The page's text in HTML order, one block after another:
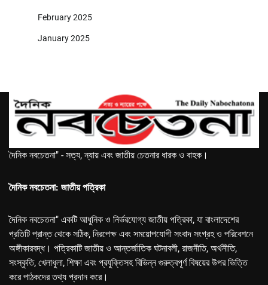
February 2025
January 2025
দৈনিক নবচেতনা" - সত্য, ন্যায় এবং জাতীয় চেতনার ধারক ও বাহক।
দৈনিক নবচেতনা: জাতীয় পত্রিকা
দৈনিক নবচেতনা" একটি আধুনিক ও নির্ভরযোগ্য জাতীয় পত্রিকা, যা বাংলাদেশের
প্রতিটি প্রান্ত থেকে সঠিক, নিরপেক্ষ এবং সময়োপযোগী সংবাদ সংগ্রহ ও পরিবেশনে
অঙ্গীকারবদ্ধ। পত্রিকাটি জাতীয় ও আন্তর্জাতিক ঘটনাবলী, রাজনীতি, অর্থনীতি,
সংস্কৃতি, খেলাধুলা, শিক্ষা এবং প্রযুক্তিসহ বিভিন্ন গুরুত্বপূর্ণ বিষয়ের উপর ভিত্তি
করে পাঠকদের তথ্য প্রদান করে।